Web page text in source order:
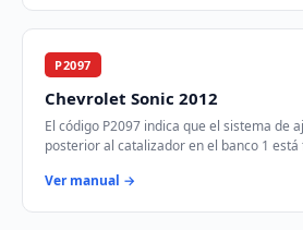
P2097
Chevrolet Sonic 2012
El código P2097 indica que el sistema de
posterior al catalizador en el banco 1
Ver manual →